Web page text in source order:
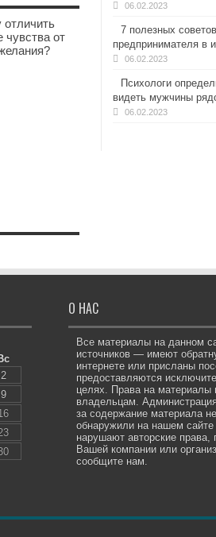
отличить
чувства от
06.02.2023
7 полезных
предпринимателя в
06.02.2023
Психологи
видеть мужчины
06.02.2023
2
9
О НАС
Все материалы на данном
источников — имеют
интернете или присланы
предоставляются
целях. Права на материалы
владельцам.
за содержание материала
обнаружили на нашем
нарушают авторские
Вашей компании или
сообщите нам.